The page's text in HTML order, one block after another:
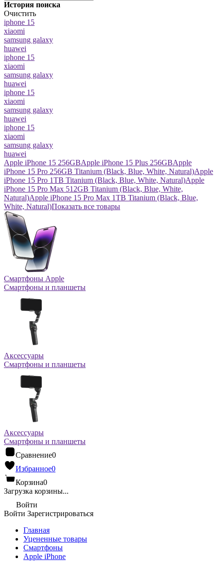
История поиска
Очистить
iphone 15
xiaomi
samsung galaxy
huawei
iphone 15
xiaomi
samsung galaxy
huawei
iphone 15
xiaomi
samsung galaxy
huawei
iphone 15
xiaomi
samsung galaxy
huawei
Apple iPhone 15 256GBApple iPhone 15 Plus 256GBApple
iPhone 15 Pro 256GB Titanium (Black, Blue, White, Natural)Apple
iPhone 15 Pro 1TB Titanium (Black, Blue, White, Natural)Apple
iPhone 15 Pro Max 512GB Titanium (Black, Blue, White,
Natural)Apple iPhone 15 Pro Max 1TB Titanium (Black, Blue,
White, Natural)Показать все товары
Смартфоны Apple
Смартфоны и планшеты
Аксессуары
Смартфоны и планшеты
Аксессуары
Смартфоны и планшеты
Сравнение0
Избранное0
Корзина0
Загрузка корзины...
Войти
Войти Зарегистрироваться
Главная
Уцененные товары
Cмартфоны
Apple iPhone